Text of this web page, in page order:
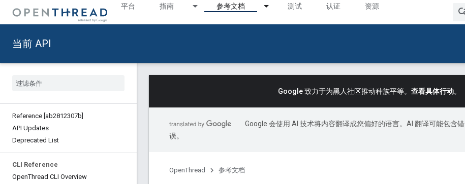
平台 指南 参考文档 测试 认证 资源
当前 API
Reference [ab2812307b]
API Updates
Deprecated List
CLI Reference
OpenThread CLI Overview
Google 致力于为黑人社区推动种族平等。 查看具体行动。
Google 会使用 AI 技术将内容翻译成您偏好的语言。AI 翻译可能包含错
误。
OpenThread 参考文档